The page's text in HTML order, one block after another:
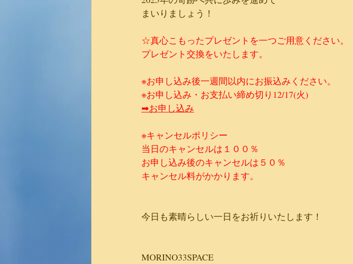
まいりましょう！
☆真心こもったプレゼントを一つご用意ください。
プレゼント交換をいたします。
※お申し込み後一週間以内にお振込みください。
※お申し込み・お支払い締め切り12/17(火)
➡お申し込み
​​​​​※キャンセルポリシー
当日のキャンセルは１００％
お申し込み後のキャンセルは５０％
キャンセル料がかかります。
今日も素晴らしい一日をお祈りいたします！
MORINO33SPACE